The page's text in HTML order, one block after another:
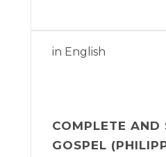
in English
COMPLETE AND
GOSPEL